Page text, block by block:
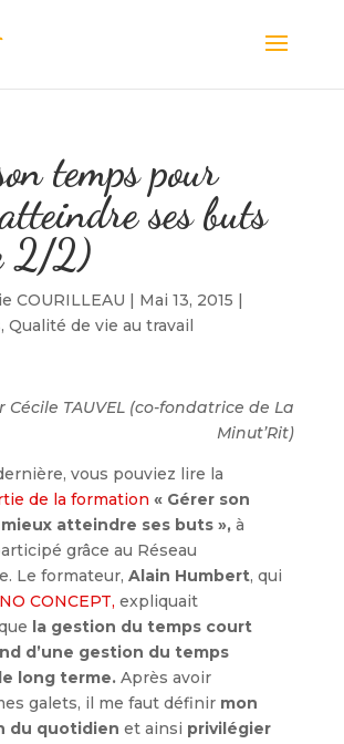
temps pour
ses buts
2/2)
COURILLEAU | Mai 13, 2015 |
, Qualité de vie au travail
Cécile TAUVEL (co-fondatrice de La
Minut’Rit)
vous pouviez lire la
de la formation « Gérer son
atteindre ses buts », à
grâce au Réseau
Le formateur, Alain Humbert, qui
CONCEPT, expliquait
la gestion du temps court
d’une gestion du temps
long terme. Après avoir
galets, il me faut définir mon
du quotidien et ainsi privilégier